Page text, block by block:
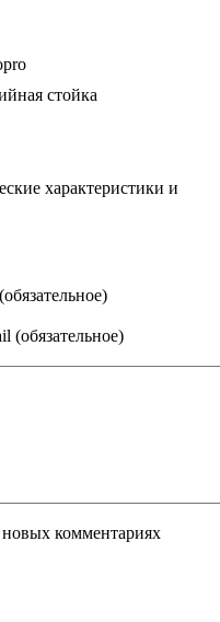
стойка
характеристики и
(обязательное)
комментариях